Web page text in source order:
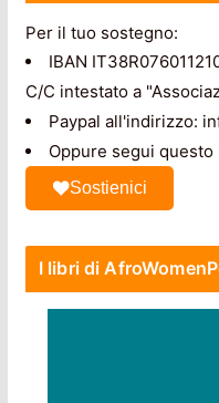
Per il tuo sostegno:
IBAN
C/C intestato a
Paypal all'indirizzo:
Oppure segui questo
Sostienici
I libri di